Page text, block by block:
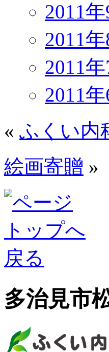
2011年
2011年
2011年
2011年
« ふくい内
絵画寄贈 »
多治見市